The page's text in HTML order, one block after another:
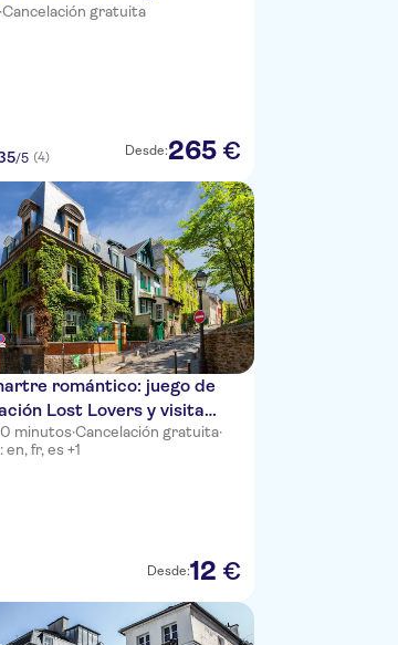
·Cancelación gratuita
/5 (4) Desde:265 €
romántico: juego de
Lost Lovers y visita
minutos·Cancelación gratuita·
en, fr, es +1
Desde:12 €